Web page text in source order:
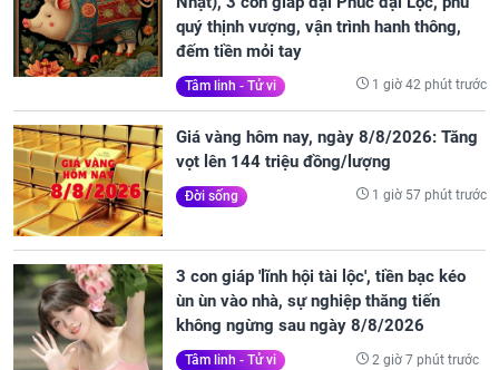
quý thịnh vượng, vận trình hanh thông,
đếm tiền mỏi tay
Tâm linh - Tử vi 1 giờ 42 phút trước
Giá vàng hôm nay, ngày 8/8/2026: Tăng
vọt lên 144 triệu đồng/lượng
Đời sống 1 giờ 57 phút trước
3 con giáp 'lĩnh hội tài lộc', tiền bạc kéo
ùn ùn vào nhà, sự nghiệp thăng tiến
không ngừng sau ngày 8/8/2026
Tâm linh - Tử vi 2 giờ 7 phút trước